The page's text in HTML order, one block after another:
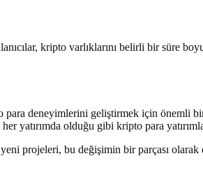
kripto varlıklarını belirli bir süre
para deneyimlerini geliştirmek için
yatırımda olduğu gibi kripto para
projeleri, bu değişimin bir parçası